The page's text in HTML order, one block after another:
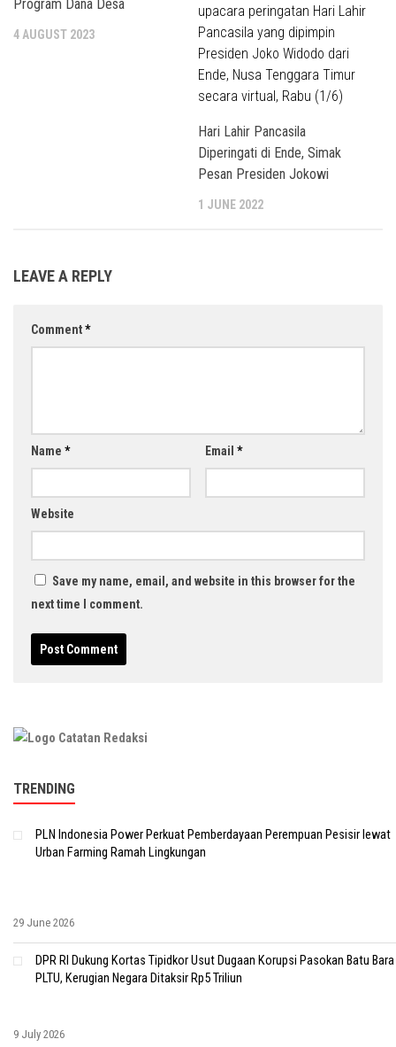
Program Dana Desa
4 AUGUST 2023
Hari Lahir Pancasila
Diperingati di Ende, Simak
Pesan Presiden Jokowi
1 JUNE 2022
LEAVE A REPLY
Comment*
Name * Email *
Website
Save my name, email, and website in this browser for the
next time I comment.
TRENDING
PLN Indonesia Power Perkuat Pemberdayaan Perempuan Pesisir lewat
Urban Farming Ramah Lingkungan
29 June 2026
DPR RI Dukung Kortas Tipidkor Usut Dugaan Korupsi Pasokan Batu Bara
PLTU, Kerugian Negara Ditaksir Rp5 Triliun
9 July 2026